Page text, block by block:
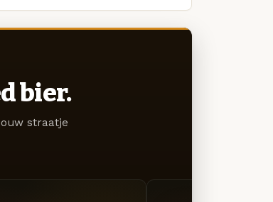
bier.
straatje